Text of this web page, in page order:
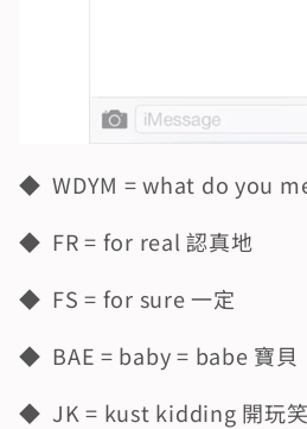
◆  WDYM = what do you
◆  FR = for real 認真地
◆  FS = for sure 一定
◆  BAE = baby = babe 寶貝
◆  JK = kust kidding 開玩